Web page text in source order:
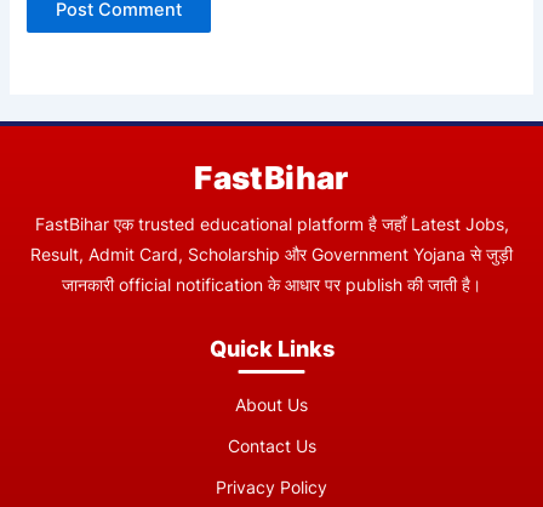
FastBihar
FastBihar एक trusted educational platform है जहाँ Latest Jobs,
Result, Admit Card, Scholarship और Government Yojana से जुड़ी
जानकारी official notification के आधार पर publish की जाती है।
Quick Links
About Us
Contact Us
Privacy Policy